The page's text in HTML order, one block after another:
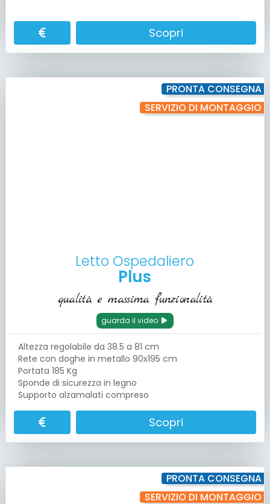
Scopri
PRONTA CONSEGNA
SERVIZIO DI MONTAGGIO
Letto Ospedaliero
Plus
qualità e massima funzionalità
guarda il video
Altezza regolabile da 38.5 a 81 cm
Rete con doghe in metallo 90x195 cm
Portata 185 Kg
Sponde di sicurezza in legno
Supporto alzamalati compreso
Scopri
PRONTA CONSEGNA
SERVIZIO DI MONTAGGIO